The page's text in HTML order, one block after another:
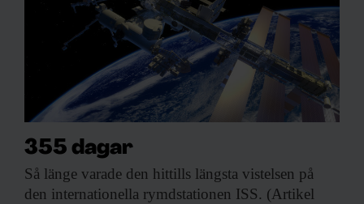
355 dagar
Så länge varade den hittills längsta vistelsen på
den internationella rymdstationen ISS. (Artikel